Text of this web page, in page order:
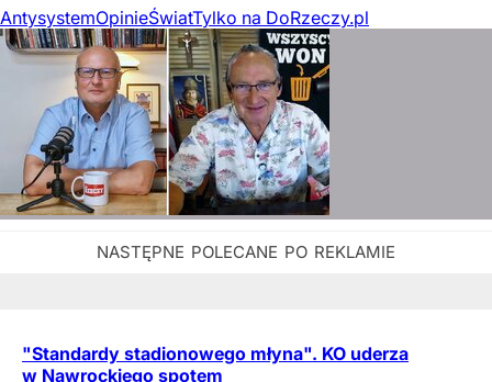
AntysystemOpinieŚwiatTylko na DoRzeczy.pl
"Standardy stadionowego młyna". KO uderza
w Nawrockiego spotem